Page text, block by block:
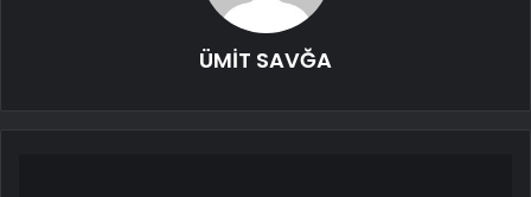
ÜMİT SAVĞA